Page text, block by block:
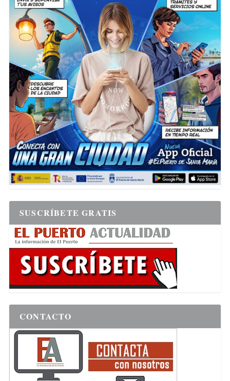
SUSCRÍBETE GRATIS
CONTACTO